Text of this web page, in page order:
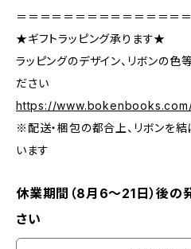
＝＝＝＝＝＝＝＝＝＝＝＝＝＝
★ギフトラッピング承ります★
ラッピングのデザイン、リボンの
ださい
https://
※配送・梱包の都合上、リボンを
います
休業期間（8月6〜21日）後の
さい